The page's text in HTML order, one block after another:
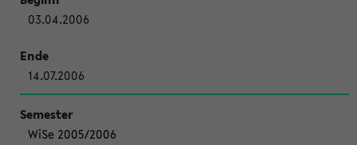
03.04.2006
14.07.2006
WiSe 2005/2006